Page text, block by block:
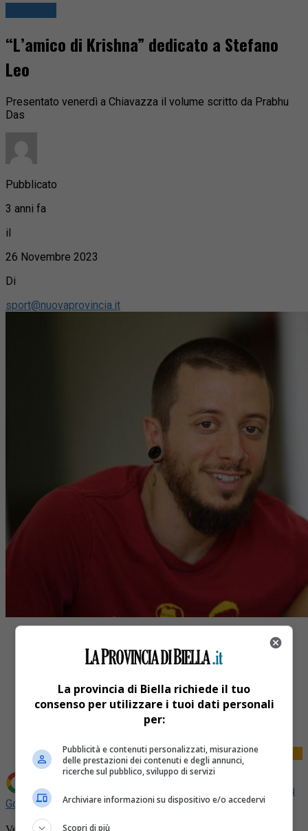
“L’amico di Krishna” dedicato a Stefano
Leo
Presentato venerdì a Chiavazza il volume scritto da Prabhu
Das
Pubblicato
3 anni fa
il
26 Novembre 2023
Di
sport@nuovaprovincia.it
Share
Aggiungi La Provincia di Biella come
Fonte preferita su
Google
La provincia di Biella richiede il tuo
consenso per utilizzare i tuoi dati personali
per:
Pubblicità e contenuti personalizzati, misurazione
delle prestazioni dei contenuti e degli annunci,
ricerche sul pubblico, sviluppo di servizi
Archiviare informazioni su dispositivo e/o accedervi
Scopri di più